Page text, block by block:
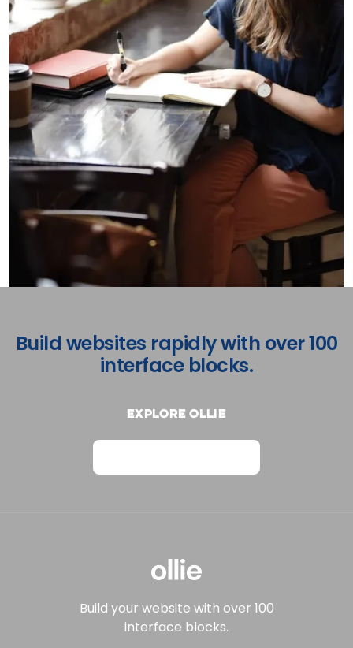
Build websites rapidly with over 100
interface blocks.
Explore Ollie
Build your website with over 100
interface blocks.